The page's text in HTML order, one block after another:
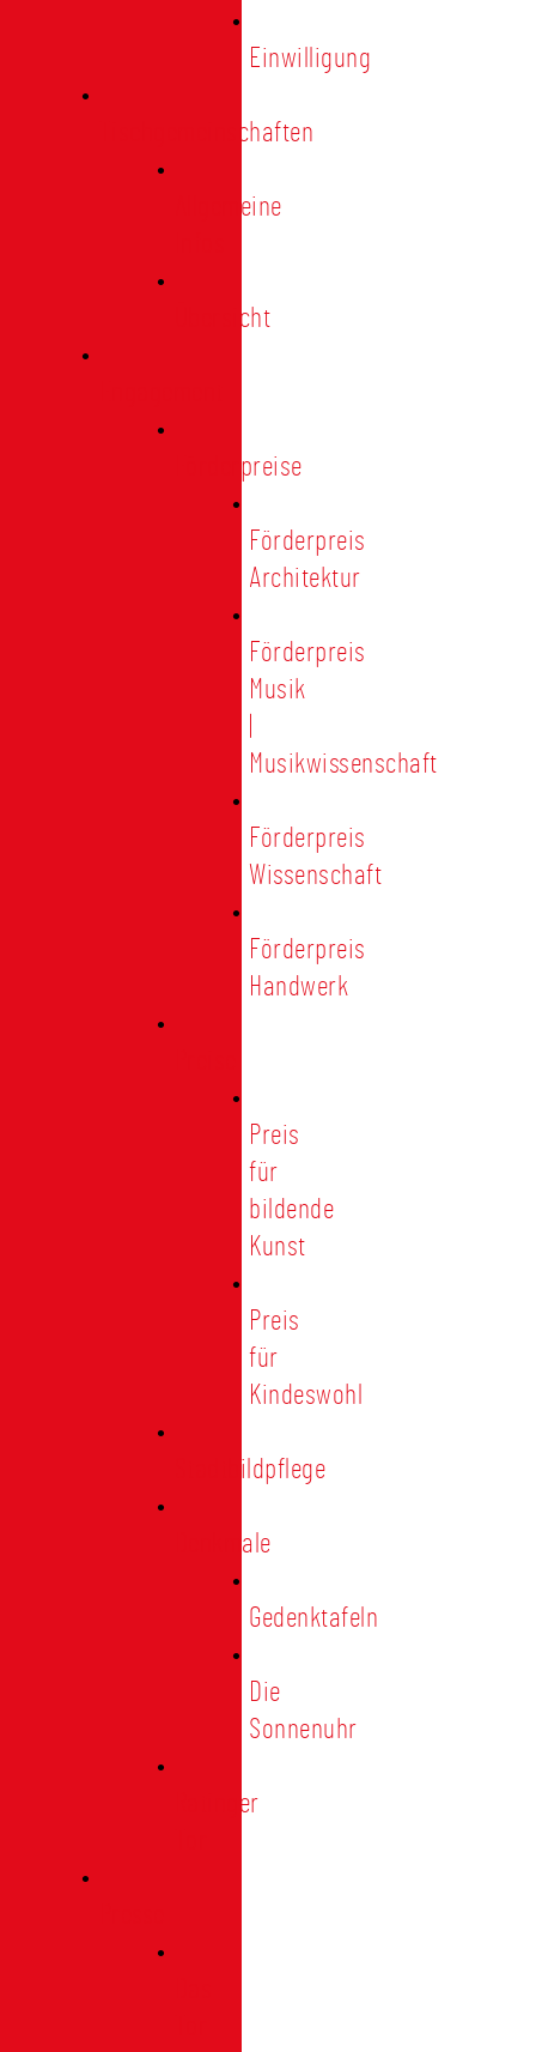
Einwilligung
Tischgemeinschaften
Allgemeine
Übersicht
Förderpreise
Förderpreis
Architektur
Förderpreis
Musik
Musikwissenschaft
Förderpreis
Wissenschaft
Förderpreis
Handwerk
Preis
für
bildende
Kunst
Preis
für
Kindeswohl
Stadtbildpflege
Denkmale
Gedenktafeln
Die
Sonnenuhr
Ratinger